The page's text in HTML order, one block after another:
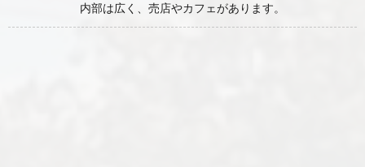
内部は広く、売店やカフェがあります。